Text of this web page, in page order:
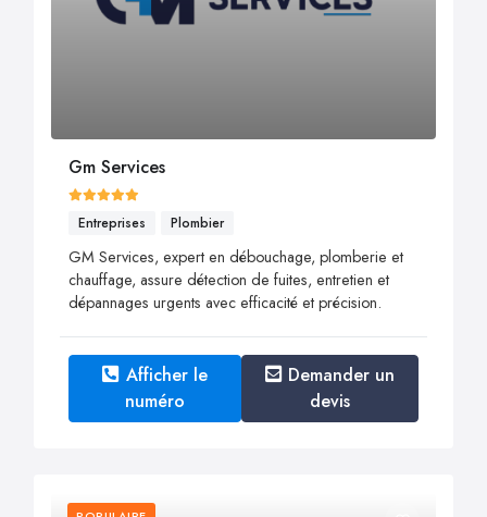
Gm Services
Entreprises Plombier
GM Services, expert en débouchage, plomberie et
chauffage, assure détection de fuites, entretien et
dépannages urgents avec efficacité et précision.
Afficher le
numéro
Demander un
devis